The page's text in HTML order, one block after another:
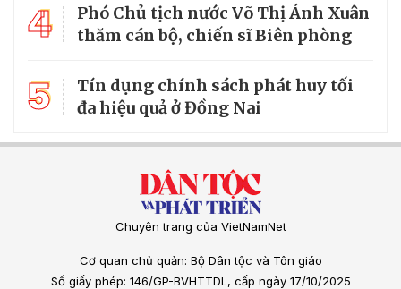
4
Phó Chủ tịch nước Võ Thị Ánh Xuân
thăm cán bộ, chiến sĩ Biên phòng
5
Tín dụng chính sách phát huy tối
đa hiệu quả ở Đồng Nai
Chuyên trang của VietNamNet
Cơ quan chủ quản: Bộ Dân tộc và Tôn giáo
Số giấy phép: 146/GP-BVHTTDL, cấp ngày 17/10/2025